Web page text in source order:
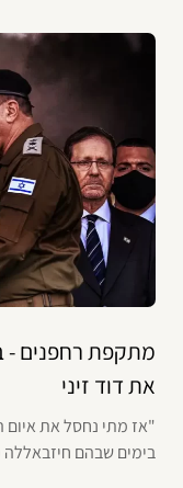
מתקפת רחפנים -
את דוד זיני
"אז מתי נחסל את
בימים שבהם חיזבאללה